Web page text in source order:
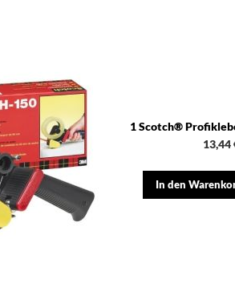
1 Scotch®
13,44
In den